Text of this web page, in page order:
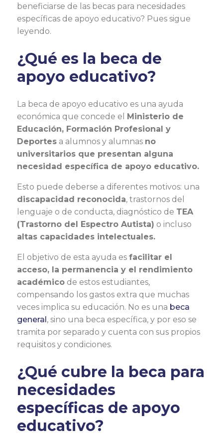
beneficiarse de las becas para necesidades
específicas de apoyo educativo? Pues sigue
leyendo.
¿Qué es la beca de
apoyo educativo?
La beca de apoyo educativo es una ayuda
económica que concede el
Ministerio de
Educación, Formación Profesional y
Deportes a alumnos y alumnas no
universitarios que presentan alguna
necesidad específica de apoyo educativo.
Esto puede deberse a diferentes motivos: una
discapacidad reconocida, trastornos del
lenguaje o de conducta, diagnóstico de TEA
(Trastorno del Espectro Autista) o incluso
altas capacidades intelectuales.
El objetivo de esta ayuda es facilitar el
acceso, la permanencia y el rendimiento
académico de estos estudiantes,
compensando los gastos extra que muchas
veces implica su educación. No es una beca
general , sino una beca específica, y por eso se
tramita por separado y cuenta con sus propios
requisitos y condiciones.
¿Qué cubre la beca para
necesidades
específicas de apoyo
educativo?